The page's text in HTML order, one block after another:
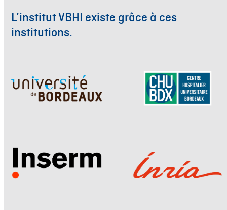
L’institut VBHI existe grâce à ces
institutions.